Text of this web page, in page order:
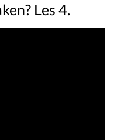
Les 4.